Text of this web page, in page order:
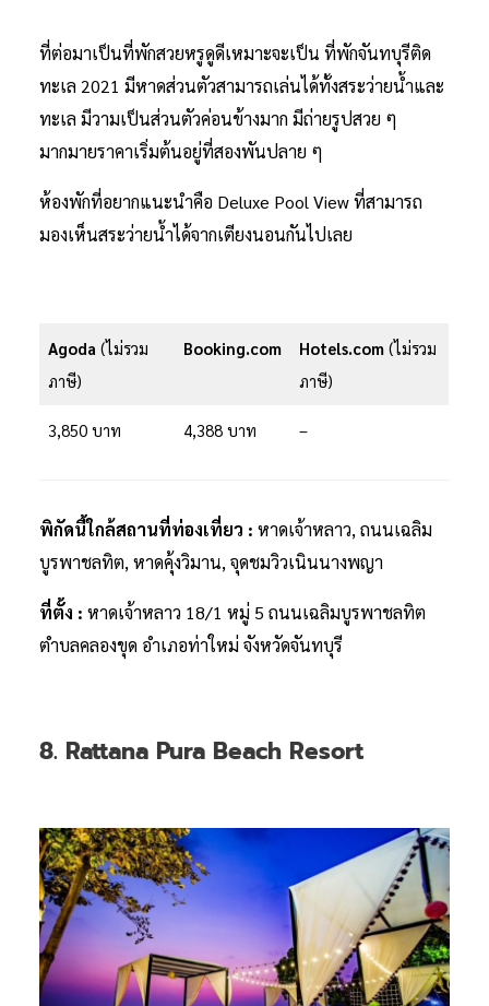
ที่ต่อมาเป็นที่พักสวยหรูดูดีเหมาะจะเป็น ที่พักจันทบุรีติด
ทะเล 2021 มีหาดส่วนตัวสามารถเล่นได้ทั้งสระว่ายน้ำและ
ทะเล มีวามเป็นส่วนตัวค่อนข้างมาก มีถ่ายรูปสวย ๆ
มากมายราคาเริ่มต้นอยู่ที่สองพันปลาย ๆ
ห้องพักที่อยากแนะนำคือ Deluxe Pool View ที่สามารถ
มองเห็นสระว่ายน้ำได้จากเตียงนอนกันไปเลย
Agoda (ไม่รวม
ภาษี)
Booking.com Hotels.com (ไม่รวม
ภาษี)
3,850 บาท 4,388 บาท –
พิกัดนี้ใกล้สถานที่ท่องเที่ยว : หาดเจ้าหลาว, ถนนเฉลิม
บูรพาชลทิต, หาดคุ้งวิมาน, จุดชมวิวเนินนางพญา
ที่ตั้ง : หาดเจ้าหลาว 18/1 หมู่ 5 ถนนเฉลิมบูรพาชลทิต
ตำบลคลองขุด อำเภอท่าใหม่ จังหวัดจันทบุรี
8. Rattana Pura Beach Resort